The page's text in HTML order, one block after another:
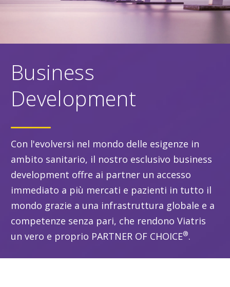
Business
Development
Con l'evolversi nel mondo delle esigenze in
ambito sanitario, il nostro esclusivo business
development offre ai partner un accesso
immediato a più mercati e pazienti in tutto il
mondo grazie a una infrastruttura globale e a
competenze senza pari, che rendono Viatris
un vero e proprio PARTNER OF CHOICE®.